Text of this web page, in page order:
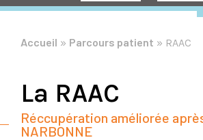
Accueil Parcours patient RAAC
La RAAC
Réccupération améliorée
NARBONNE